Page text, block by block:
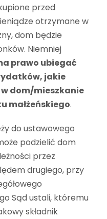
przed
otrzymane w
dom będzie
Niemniej
prawo ubiegać
jakie
dom/mieszkanie
małżeńskiego.
do ustawowego
podzielić dom
przez
drugiego, przy
Sąd ustali, któremu
składnik